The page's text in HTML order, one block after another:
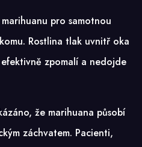
pro samotnou
Rostlina tlak uvnitř oka
zpomalí a nedojde
že marihuana působí
záchvatem. Pacienti,